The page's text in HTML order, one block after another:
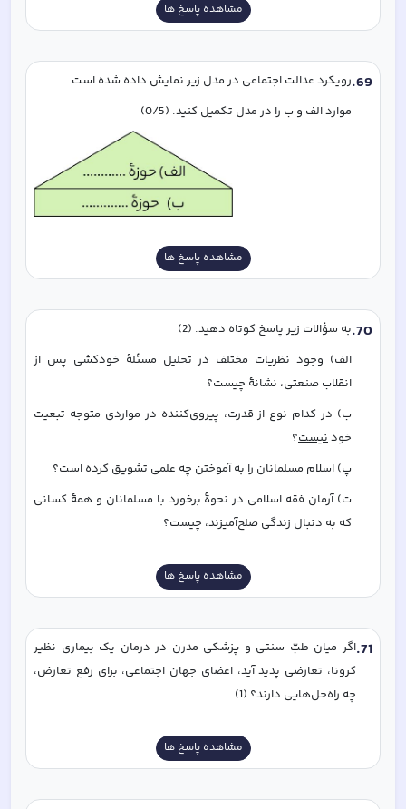
مشاهده پاسخ ها
69
.رویکرد عدالت اجتماعی در مدل زیر نمایش داده شده است.
موارد الف و ب را در مدل تکمیل کنید. (0/5)
مشاهده پاسخ ها
70
.به سؤالات زیر پاسخ کوتاه دهید. (2)
انقلاب صنعتی، نشانۀ چیست؟
خود نیست؟
پ) اسلام مسلمانان را به آموختن چه علمی تشویق کرده است؟
که به دنبال زندگی صلح‌آمیزند، چیست؟
مشاهده پاسخ ها
71
.
چه راه‌حل‌هایی دارند؟ (1)
مشاهده پاسخ ها